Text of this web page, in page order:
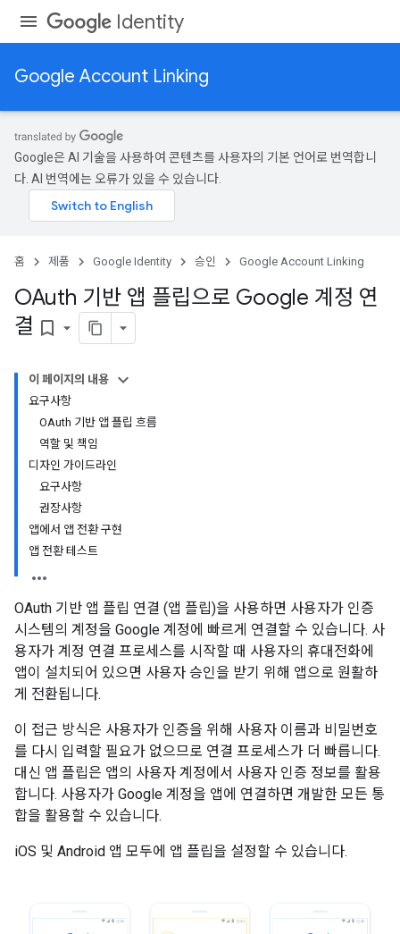
Identity
Google Account Linking
Google은 AI 기술을 사용하여 콘텐츠를 사용자의 기본 언어로 번역합니
다. AI 번역에는 오류가 있을 수 있습니다.
홈 제품 Google Identity 승인 Google Account Linking
OAuth 기반 앱 플립으로 Google 계정 연
결 bookmark_border
이 페이지의 내용
요구사항
OAuth 기반 앱 플립 흐름
역할 및 책임
디자인 가이드라인
요구사항
권장사항
앱에서 앱 전환 구현
앱 전환 테스트
OAuth 기반 앱 플립 연결 (앱 플립)을 사용하면 사용자가 인증
시스템의 계정을 Google 계정에 빠르게 연결할 수 있습니다. 사
용자가 계정 연결 프로세스를 시작할 때 사용자의 휴대전화에
앱이 설치되어 있으면 사용자 승인을 받기 위해 앱으로 원활하
게 전환됩니다.
이 접근 방식은 사용자가 인증을 위해 사용자 이름과 비밀번호
를 다시 입력할 필요가 없으므로 연결 프로세스가 더 빠릅니다.
대신 앱 플립은 앱의 사용자 계정에서 사용자 인증 정보를 활용
합니다. 사용자가 Google 계정을 앱에 연결하면 개발한 모든 통
합을 활용할 수 있습니다.
iOS 및 Android 앱 모두에 앱 플립을 설정할 수 있습니다.